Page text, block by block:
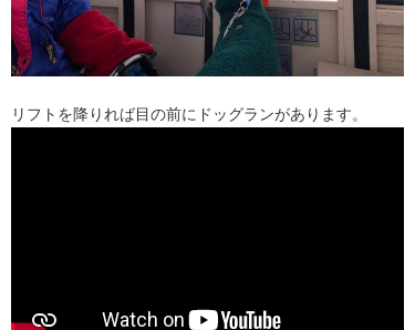
リフトを降りれば目の前にドッグランがあります。